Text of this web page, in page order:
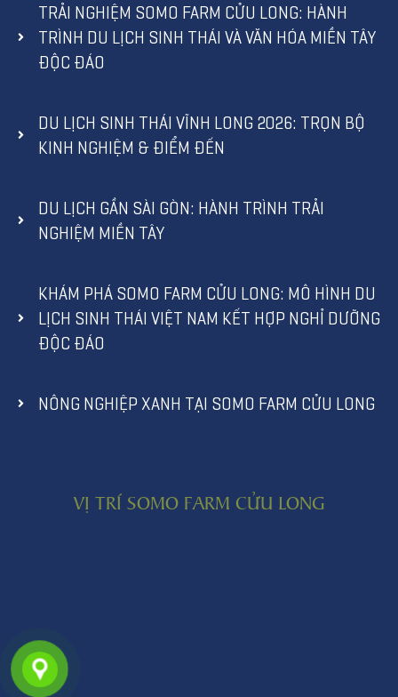
TRẢI NGHIỆM SOMO FARM CỬU LONG: HÀNH
TRÌNH DU LỊCH SINH THÁI VÀ VĂN HÓA MIỀN TÂY
ĐỘC ĐÁO
DU LỊCH SINH THÁI VĨNH LONG 2026: TRỌN BỘ
KINH NGHIỆM & ĐIỂM ĐẾN
DU LỊCH GẦN SÀI GÒN: HÀNH TRÌNH TRẢI
NGHIỆM MIỀN TÂY
KHÁM PHÁ SOMO FARM CỬU LONG: MÔ HÌNH DU
LỊCH SINH THÁI VIỆT NAM KẾT HỢP NGHỈ DƯỠNG
ĐỘC ĐÁO
NÔNG NGHIỆP XANH TẠI SOMO FARM CỬU LONG
VỊ TRÍ SOMO FARM CỬU LONG